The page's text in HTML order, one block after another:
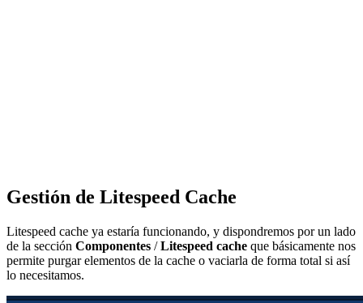
Gestión de Litespeed Cache
Litespeed cache ya estaría funcionando, y dispondremos por un lado
de la sección Componentes /Litespeed cache que básicamente nos
permite purgar elementos de la cache o vaciarla de forma total si así
lo necesitamos.